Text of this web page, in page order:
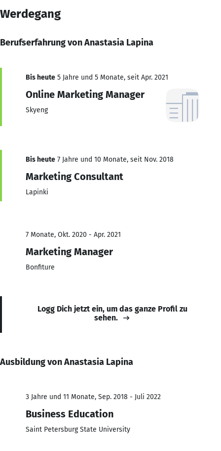
Werdegang
Berufserfahrung von Anastasia Lapina
Bis heute 5 Jahre und 5 Monate, seit Apr. 2021
Online Marketing Manager
Skyeng
Bis heute 7 Jahre und 10 Monate, seit Nov. 2018
Marketing Consultant
Lapinki
7 Monate, Okt. 2020 - Apr. 2021
Marketing Manager
Bonfiture
Logg Dich jetzt ein, um das ganze Profil zu
sehen.
Ausbildung von Anastasia Lapina
3 Jahre und 11 Monate, Sep. 2018 - Juli 2022
Business Education
Saint Petersburg State University